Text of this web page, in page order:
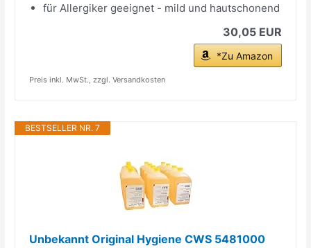
für Allergiker geeignet - mild und hautschonend
30,05 EUR
*Zu Amazon
Preis inkl. MwSt., zzgl. Versandkosten
BESTSELLER NR. 7
Unbekannt Original Hygiene CWS 5481000